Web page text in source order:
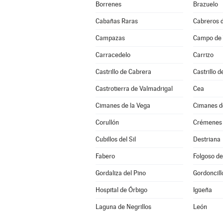
Borrenes Brazuelo
Cabañas Raras Cabreros
Campazas Campo de
Carracedelo Carrizo
Castrillo de Cabrera Castrillo
Castrotierra de Valmadrigal Cea
Cimanes de la Vega Cimanes
Corullón Crémenes
Cubillos del Sil Destriana
Fabero Folgoso
Gordaliza del Pino
Hospital de Órbigo Igüeña
Laguna de Negrillos León